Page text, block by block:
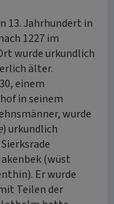
13. Jahrhundert in
1227 im
wurde urkundlich
älter.
einem
in seinem
wurde
) urkundlich
(wüst
Er wurde
Teilen der